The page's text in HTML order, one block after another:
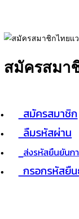
สมัครสมา
สมัครสมาชิก
ลืมรหัสผ่าน
ส่งรหัสยืนยันกา
กรอกรหัสยื